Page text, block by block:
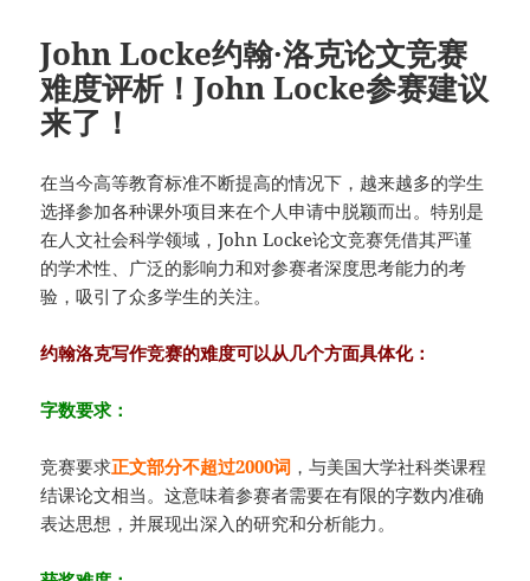
John Locke约翰·洛克论文竞赛
难度评析！John Locke参赛建议
来了！
在当今高等教育标准不断提高的情况下，越来越多的学生
选择参加各种课外项目来在个人申请中脱颖而出。特别是
在人文社会科学领域，John Locke论文竞赛凭借其严谨
的学术性、广泛的影响力和对参赛者深度思考能力的考
验，吸引了众多学生的关注。
约翰洛克写作竞赛的难度可以从几个方面具体化：
字数要求：
竞赛要求正文部分不超过2000词 ，与美国大学社科类课程
结课论文相当。这意味着参赛者需要在有限的字数内准确
表达思想，并展现出深入的研究和分析能力。